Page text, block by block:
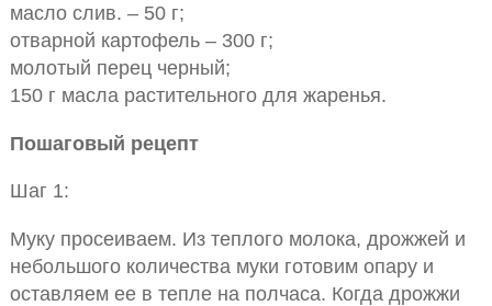
масло слив. – 50 г;
отварной картофель – 300 г;
молотый перец черный;
150 г масла растительного для жаренья.
Пошаговый рецепт
Шаг 1:
Муку просеиваем. Из теплого молока, дрожжей и
небольшого количества муки готовим опару и
оставляем ее в тепле на полчаса. Когда дрожжи